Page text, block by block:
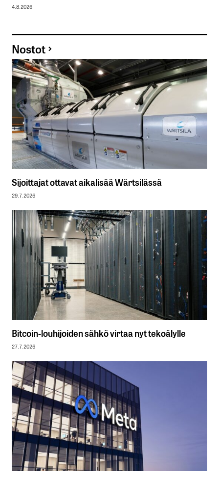
4.8.2026
Nostot
Sijoittajat ottavat aikalisää Wärtsilässä
29.7.2026
Bitcoin-louhijoiden sähkö virtaa nyt tekoälylle
27.7.2026